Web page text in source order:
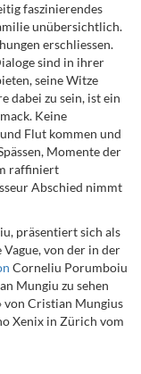
faszinierendes
unübersichtlich.
erschliessen.
sind in ihrer
seine Witze
dabei zu sein, ist ein
Keine
Flut kommen und
Momente der
raffiniert
Abschied nimmt
präsentiert sich als
von der in der
Corneliu Porumboiu
Mungiu zu sehen
von Cristian Mungius
Xenix in Zürich vom